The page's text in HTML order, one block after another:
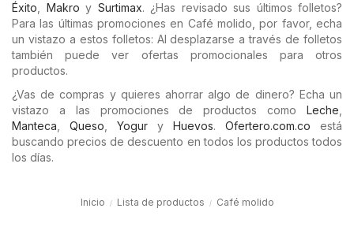
Éxito
Makro y Surtimax. ¿Has revisado sus últimos folletos?
Para las últimas promociones en Café molido, por favor, echa
un vistazo a estos folletos: Al desplazarse a través de folletos
también puede ver ofertas promocionales para otros
productos.
¿Vas de compras y quieres ahorrar algo de dinero? Echa un
vistazo a las promociones de productos como Leche
Manteca
Queso Yogur y Huevos. Ofertero.com.co está
buscando precios de descuento en todos los productos todos
los días.
Inicio Lista de productos Café molido